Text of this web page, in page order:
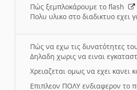
Πώς ξεμπλοκάρουμε το flash
Πολυ υλικο στο διαδικτυο εχει
Πώς να εχω τις δυνατότητες
Δηλαδη χωρις να ειναι
Χρειαζεται ομως να εχει
Επιπλεον ΠΟΛΥ ενδιαφερον